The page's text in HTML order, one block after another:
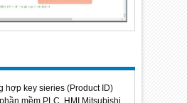
hợp key sieries (Product ID)
mềm PLC, HMI Mitsubishi